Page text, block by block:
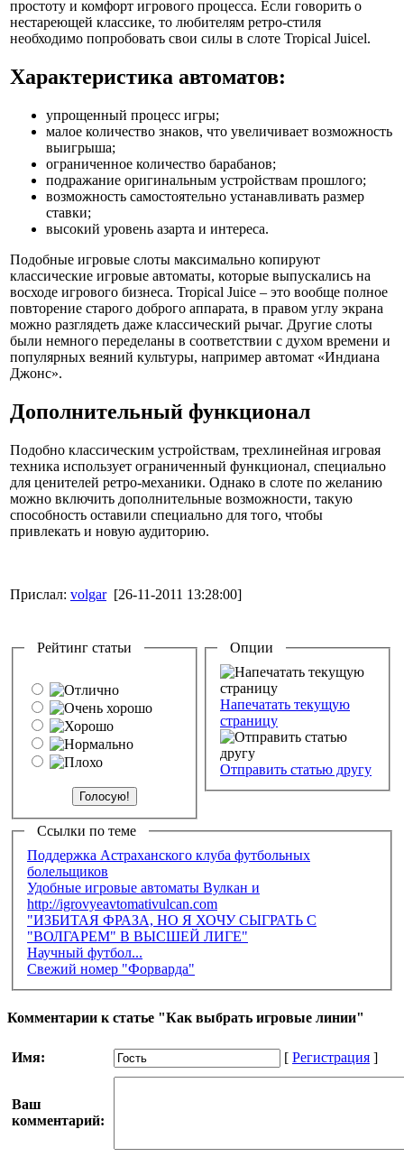
простоту и комфорт игрового процесса. Если говорить о
нестареющей классике, то любителям ретро-стиля
необходимо попробовать свои силы в слоте Tropical Juicel.
Характеристика автоматов:
упрощенный процесс игры;
малое количество знаков, что увеличивает возможность
выигрыша;
ограниченное количество барабанов;
подражание оригинальным устройствам прошлого;
возможность самостоятельно устанавливать размер
ставки;
высокий уровень азарта и интереса.
Подобные игровые слоты максимально копируют
классические игровые автоматы, которые выпускались на
восходе игрового бизнеса. Tropical Juice – это вообще полное
повторение старого доброго аппарата, в правом углу экрана
можно разглядеть даже классический рычаг. Другие слоты
были немного переделаны в соответствии с духом времени и
популярных веяний культуры, например автомат «Индиана
Джонс».
Дополнительный функционал
Подобно классическим устройствам, трехлинейная игровая
техника использует ограниченный функционал, специально
для ценителей ретро-механики. Однако в слоте по желанию
можно включить дополнительные возможности, такую
способность оставили специально для того, чтобы
привлекать и новую аудиторию.
Прислал: volgar [26-11-2011 13:28:00]
Рейтинг статьи Опции
Напечатать текущую
страницу
Отправить статью другу
Ссылки по теме
Поддержка Астраханского клуба футбольных
болельщиков
Удобные игровые автоматы Вулкан и
http://igrovyeavtomativulcan.com
"ИЗБИТАЯ ФРАЗА, НО Я ХОЧУ СЫГРАТЬ С
"ВОЛГАРЕМ" В ВЫСШЕЙ ЛИГЕ"
Научный футбол...
Свежий номер "Форварда"
Комментарии к статье "Как выбрать игровые линии"
Имя: [ Регистрация ]
Ваш
комментарий: